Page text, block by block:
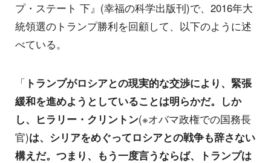
プ・ステート 下』(幸福の科学出版刊)で、2016年大
統領選のトランプ勝利を回顧して、以下のように述
べている。
「 トランプがロシアとの現実的な交渉により、緊張
緩和を進めようとしていることは明らかだ。しか
し、ヒラリー・クリントン(※オバマ政権での国務長
官)は、シリアをめぐってロシアとの戦争も辞さない
構えだ。つまり、もう一度言うならば、トランプは